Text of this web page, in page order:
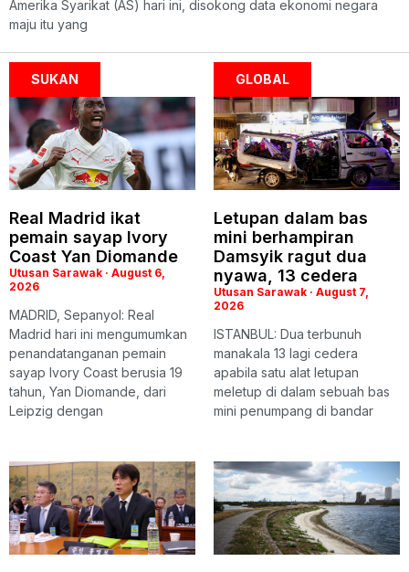
Amerika Syarikat (AS) hari ini, disokong data ekonomi negara
maju itu yang
SUKAN
Real Madrid ikat
pemain sayap Ivory
Coast Yan Diomande
Utusan Sarawak
August 6,
2026
MADRID, Sepanyol: Real
Madrid hari ini mengumumkan
penandatanganan pemain
sayap Ivory Coast berusia 19
tahun, Yan Diomande, dari
Leipzig dengan
GLOBAL
Letupan dalam bas
mini berhampiran
Damsyik ragut dua
nyawa, 13 cedera
Utusan Sarawak
August 7,
2026
ISTANBUL: Dua terbunuh
manakala 13 lagi cedera
apabila satu alat letupan
meletup di dalam sebuah bas
mini penumpang di bandar